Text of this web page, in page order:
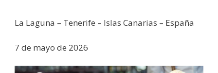
La Laguna – Tenerife – Islas Canarias – España
7 de mayo de 2026